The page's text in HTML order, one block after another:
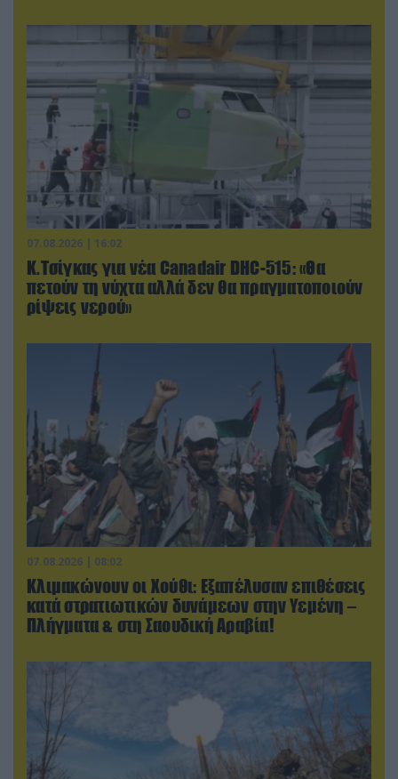
07.08.2026 | 16:02
Κ.Τσίγκας για νέα Canadair DHC-515: «Θα
πετούν τη νύχτα αλλά δεν θα πραγματοποιούν
ρίψεις νερού»
07.08.2026 | 08:02
Κλιμακώνουν οι Χούθι: Eξαπέλυσαν επιθέσεις
κατά στρατιωτικών δυνάμεων στην Υεμένη –
Πλήγματα & στη Σαουδική Αραβία!